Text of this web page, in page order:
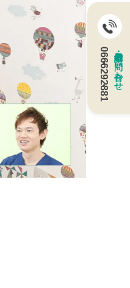
電話予約・お問い合わせ
06・6629・2881